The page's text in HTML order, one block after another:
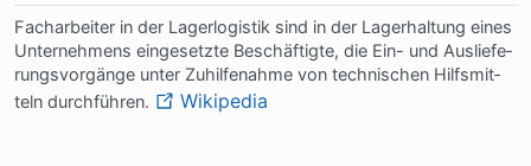
Fach­ar­bei­ter in der La­ger­lo­gi­stik sind in der La­ger­hal­tung ei­nes
Un­ter­neh­mens ein­ge­setz­te Be­schäf­tig­te, die Ein- und Aus­lie­fe­
rungs­vor­gän­ge un­ter Zu­hil­fe­nah­me von tech­ni­schen Hilfs­mit­
teln durch­füh­ren.
Wikipedia